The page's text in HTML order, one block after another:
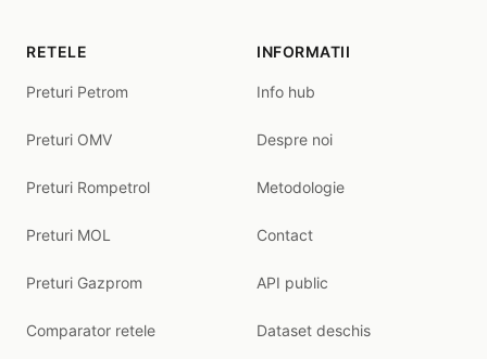
RETELE
Preturi Petrom
Preturi OMV
Preturi Rompetrol
Preturi MOL
Preturi Gazprom
Comparator retele
INFORMATII
Info hub
Despre noi
Metodologie
Contact
API public
Dataset deschis